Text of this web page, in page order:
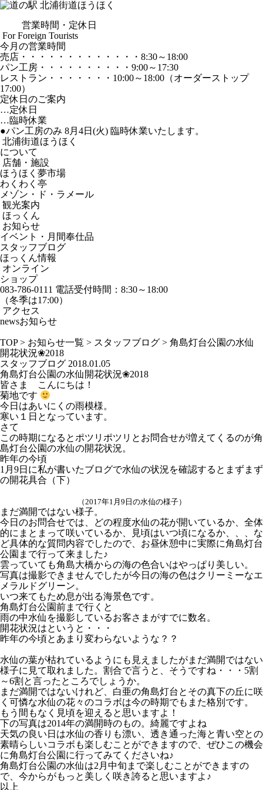
営業時間・定休日
For Foreign Tourists
今月の営業時間
売店 ・・・・・・・・・・・・・ 8:30～18:00
パン工房 ・・・・・・・・・・ 9:00～17:30
レストラン ・・・・・・・ 10:00～18:00 （オーダーストップ
17:00）
定休日のご案内
…定休日
…臨時休業
●パン工房のみ 8月4日(火) 臨時休業いたします。
北浦街道ほうほく
について
店舗・施設
ほうほく夢市場
わくわく亭
メゾン・ド・ラメール
観光案内
ほっくん
お知らせ
イベント・月間奉仕品
スタッフブログ
ほっくん情報
オンライン
ショップ
083-786-0111 電話受付時間：8:30～18:00
（冬季は17:00）
アクセス
newsお知らせ
TOP> お知らせ一覧 > スタッフブログ > 角島灯台公園の水仙
開花状況❀2018
スタッフブログ 2018.01.05
角島灯台公園の水仙開花状況❀2018
皆さま こんにちは！
菊地です
今日はあいにくの雨模様。
寒い１日となっています。
さて
この時期になるとポツリポツリとお問合せが増えてくるのが角
島灯台公園の水仙の開花状況。
昨年の今頃
1月9日に私が書いたブログで水仙の状況を確認するとまずまず
の開花具合（下）
（2017年1月9日の水仙の様子）
まだ満開ではない様子。
今日のお問合せでは、どの程度水仙の花が開いているか、全体
的にまとまって咲いているか、見頃はいつ頃になるか、、、な
ど具体的な質問内容でしたので、お昼休憩中に実際に角島灯台
公園まで行って来ました♪
雲っていても角島大橋からの海の色合いはやっぱり美しい。
写真は撮影できませんでしたが今日の海の色はクリーミーなエ
メラルドグリーン。
いつ来てもため息が出る海景色です。
角島灯台公園前まで行くと
雨の中水仙を撮影しているお客さまがすでに数名。
開花状況はというと・・・
昨年の今頃とあまり変わらないような？？
水仙の葉が枯れているようにも見えましたがまだ満開ではない
様子に見て取れました。割合で言うと、そうですね・・・5割
～6割と言ったところでしょうか。
まだ満開ではないけれど、白亜の角島灯台とその真下の丘に咲
く可憐な水仙の花々のコラボは今の時期でもまた格別です。
もう間もなく見頃を迎えると思いますよ！
下の写真は2014年の満開時のもの。綺麗ですよね
天気の良い日は水仙の香りも漂い、透き通った海と青い空との
素晴らしいコラボも楽しむことができますので、ぜひこの機会
に角島灯台公園に行ってみてくださいね♪
角島灯台公園の水仙は2月中旬まで楽しむことができますの
で、今からがもっと美しく咲き誇ると思いますよ♪
以上